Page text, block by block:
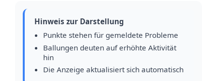
Hinweis zur Darstellung
Punkte stehen für gemeldete Probleme
Ballungen deuten auf erhöhte Aktivität
hin
Die Anzeige aktualisiert sich automatisch